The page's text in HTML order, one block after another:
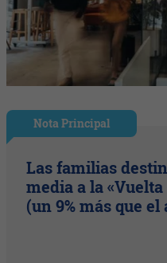
Nota Principal
Las familias
media a la
(un 9% más que el